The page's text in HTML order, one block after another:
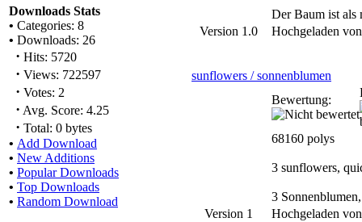
Downloads Stats
• Categories: 8
• Downloads: 26
· Hits: 5720
· Views: 722597
· Votes: 2
· Avg. Score: 4.25
· Total: 0 bytes
• Add Download
• New Additions
• Popular Downloads
• Top Downloads
• Random Download
Der Baum ist als
Version 1.0
Hochgeladen
sunflowers / sonnenblumen
Bewertung:
68160 polys
3 sunflowers,
3
Version 1
Hochgeladen